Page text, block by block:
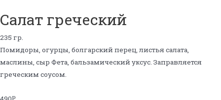
Салат греческий
235 гр.
Помидоры, огурцы, болгарский перец, листья салата,
маслины, сыр Фета, бальзамический уксус. Заправляется
греческим соусом.